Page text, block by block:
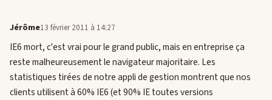
Jérôme13 février 2011 à 14:27
IE6 mort, c'est vrai pour le grand public, mais en entreprise ça
reste malheureusement le navigateur majoritaire. Les
statistiques tirées de notre appli de gestion montrent que nos
clients utilisent à 60% IE6 (et 90% IE toutes versions